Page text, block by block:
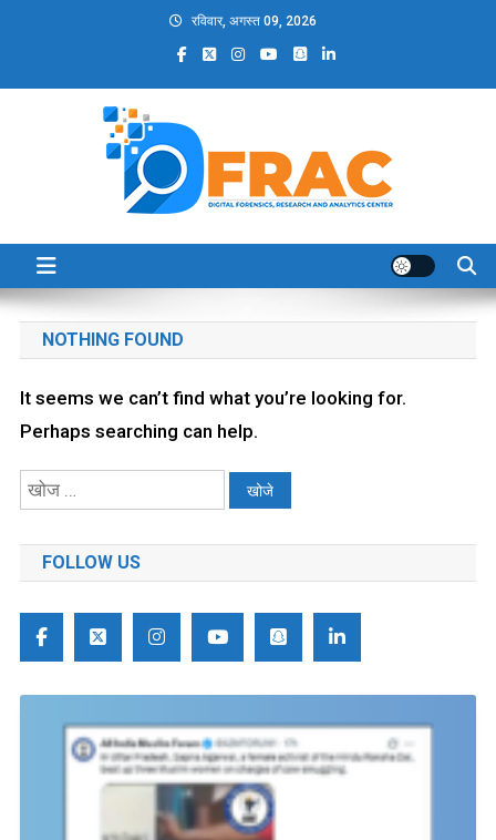
रविवार, अगस्त 09, 2026
DFRAC_ORG
NOTHING FOUND
It seems we can’t find what you’re looking for.
Perhaps searching can help.
निम्न
खोजें:FOLLOW US